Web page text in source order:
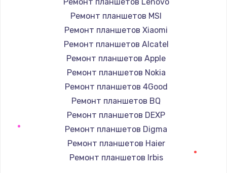
Восстановление после падения
2900 руб.
Заказать
Пайка и ремонт платы брелка
1800 руб.
Заказать
Программирование АТС
4900 руб.
Заказать
Ремонт планшетов MSI
Ремонт планшетов Xiaomi
Ремонт планшетов Alcatel
Ремонт планшетов Apple
Ремонт планшетов Nokia
Ремонт планшетов 4Good
Ремонт планшетов BQ
Ремонт планшетов DEXP
Ремонт планшетов Digma
Ремонт планшетов Haier
Ремонт планшетов Irbis